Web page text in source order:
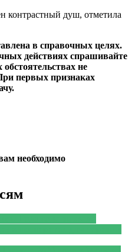
контрастный душ, отметила
в справочных целях.
действиях спрашивайте
не
первых признаках
необходимо